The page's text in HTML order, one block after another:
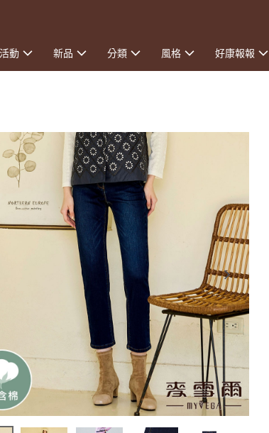
動 新品 分類 風格 好康報報